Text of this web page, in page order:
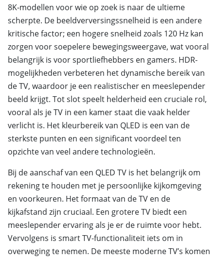
8K-modellen voor wie op zoek is naar de ultieme
scherpte. De beeldverversingssnelheid is een andere
kritische factor; een hogere snelheid zoals 120 Hz kan
zorgen voor soepelere bewegingsweergave, wat vooral
belangrijk is voor sportliefhebbers en gamers. HDR-
mogelijkheden verbeteren het dynamische bereik van
de TV, waardoor je een realistischer en meeslepender
beeld krijgt. Tot slot speelt helderheid een cruciale rol,
vooral als je TV in een kamer staat die vaak helder
verlicht is. Het kleurbereik van QLED is een van de
sterkste punten en een significant voordeel ten
opzichte van veel andere technologieën.
Bij de aanschaf van een QLED TV is het belangrijk om
rekening te houden met je persoonlijke kijkomgeving
en voorkeuren. Het formaat van de TV en de
kijkafstand zijn cruciaal. Een grotere TV biedt een
meeslepender ervaring als je er de ruimte voor hebt.
Vervolgens is smart TV-functionaliteit iets om in
overweging te nemen. De meeste moderne TV’s komen